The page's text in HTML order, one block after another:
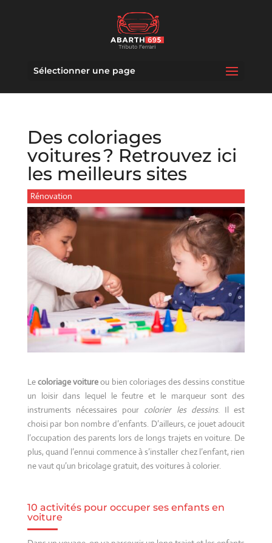
Sélectionner une page
Des coloriages
voitures ? Retrouvez ici
les meilleurs sites
Rénovation
Lecoloriage voitureou bien coloriages des dessins constitue
un loisir dans lequel le feutre et le marqueur sont des
instruments nécessaires pour colorier les dessins. Il est
choisi par bon nombre d’enfants. D’ailleurs, ce jouet adoucit
l’occupation des parents lors de longs trajets en voiture. De
plus, quand l’ennui commence à s’installer chez l’enfant, rien
ne vaut qu’un bricolage gratuit, des voitures à colorier.
10 activités pour occuper ses enfants en
voiture